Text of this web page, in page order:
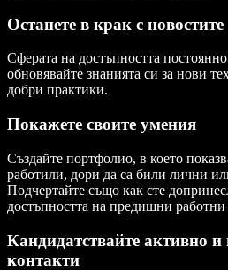
Останете в крак с новостите
Сферата на достъпността
обновявайте знанията си за нови
добри практики.
Покажете своите умения
Създайте портфолио, в което
работили, дори да са били лични
Подчертайте също как сте
достъпността на предишни работни
Кандидатствайте активно и
контакти